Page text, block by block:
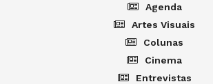
Agenda
Artes Visuais
Colunas
Cinema
Entrevistas